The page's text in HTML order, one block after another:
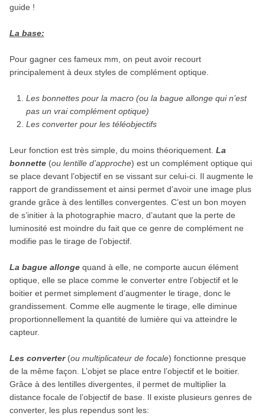
guide !
La base:
Pour gagner ces fameux mm, on peut avoir recourt
principalement à deux styles de complément optique.
Les bonnettes pour la macro (ou la bague allonge qui n’est
pas un vrai complément optique)
Les converter pour les téléobjectifs
Leur fonction est très simple, du moins théoriquement. La
bonnette(ou lentille d’approche) est un complément optique qui
se place devant l’objectif en se vissant sur celui-ci. Il augmente le
rapport de grandissement et ainsi permet d’avoir une image plus
grande grâce à des lentilles convergentes. C’est un bon moyen
de s’initier à la photographie macro, d’autant que la perte de
luminosité est moindre du fait que ce genre de complément ne
modifie pas le tirage de l’objectif.
La bague allongequand à elle, ne comporte aucun élément
optique, elle se place comme le converter entre l’objectif et le
boitier et permet simplement d’augmenter le tirage, donc le
grandissement. Comme elle augmente le tirage, elle diminue
proportionnellement la quantité de lumière qui va atteindre le
capteur.
Les converter(ou multiplicateur de focale) fonctionne presque
de la même façon. L’objet se place entre l’objectif et le boitier.
Grâce à des lentilles divergentes, il permet de multiplier la
distance focale de l’objectif de base. Il existe plusieurs genres de
converter, les plus rependus sont les: